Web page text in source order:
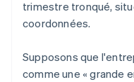
trimestre tronqué,
coordonnées.
Supposons que
comme une « grande